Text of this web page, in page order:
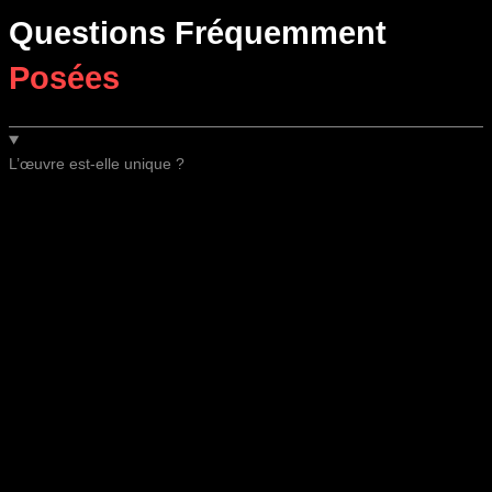
Questions Fréquemment
Posées
L’œuvre est-elle unique ?